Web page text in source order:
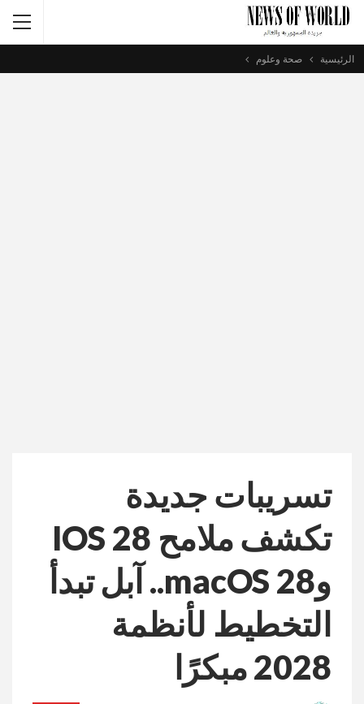
الرئيسية صحة وعلوم
تسريبات جديدة
تكشف ملامح IOS 28
وmacOS 28.. آبل تبدأ
التخطيط لأنظمة
2028 مبكرًا